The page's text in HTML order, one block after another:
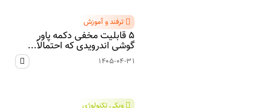
ترفند و آموزش
۵ قابلیت مخفی دکمه پاور
گوشی اندرویدی که احتمالاً...
۱۴۰۵-۰۴-۳۱
ویکی تکنولوژی